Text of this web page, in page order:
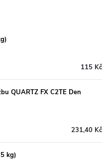
115 Kč
QUARTZ FX C2TE Den
231,40 Kč
kg)